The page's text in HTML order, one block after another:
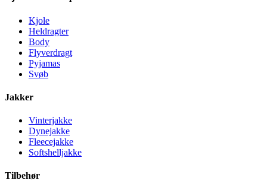
Kjole
Heldragter
Body
Flyverdragt
Pyjamas
Svøb
Jakker
Vinterjakke
Dynejakke
Fleecejakke
Softshelljakke
Tilbehør